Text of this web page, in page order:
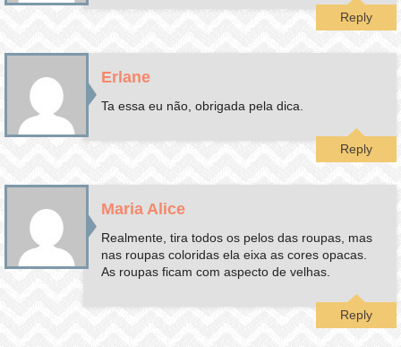
Reply
Erlane
Ta essa eu não, obrigada pela dica.
Reply
Maria Alice
Realmente, tira todos os pelos das roupas, mas
nas roupas coloridas ela eixa as cores opacas.
As roupas ficam com aspecto de velhas.
Reply